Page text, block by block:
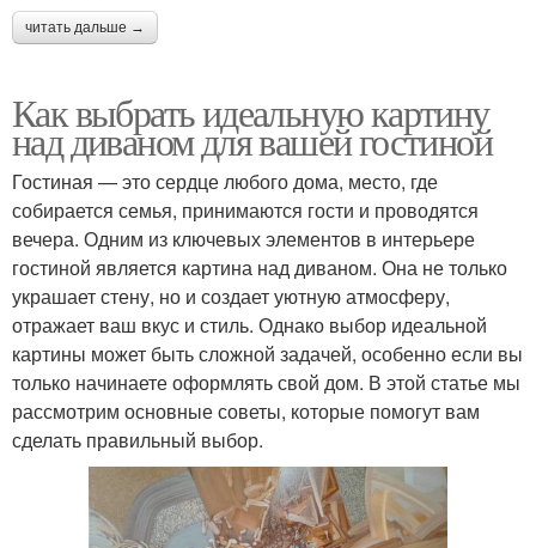
читать дальше →
Как выбрать идеальную картину
над диваном для вашей гостиной
Гостиная — это сердце любого дома, место, где
собирается семья, принимаются гости и проводятся
вечера. Одним из ключевых элементов в интерьере
гостиной является картина над диваном. Она не только
украшает стену, но и создает уютную атмосферу,
отражает ваш вкус и стиль. Однако выбор идеальной
картины может быть сложной задачей, особенно если вы
только начинаете оформлять свой дом. В этой статье мы
рассмотрим основные советы, которые помогут вам
сделать правильный выбор.